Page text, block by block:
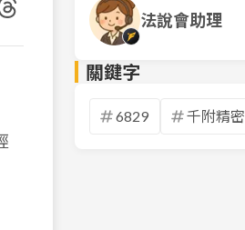
法說會助理
關鍵字
6829 千附精密